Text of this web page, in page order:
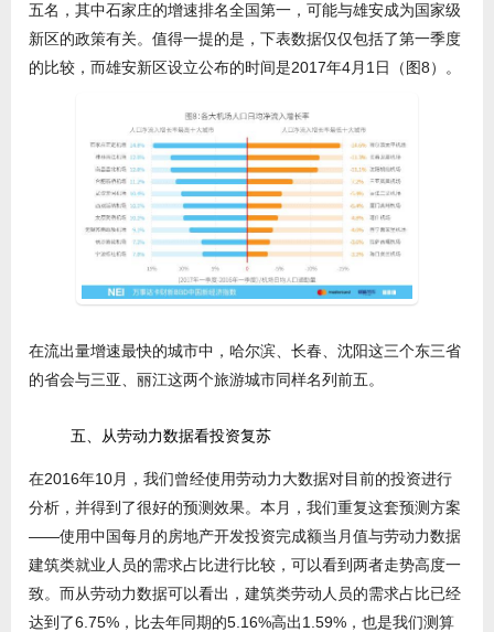
五名，其中石家庄的增速排名全国第一，可能与雄安成为国家级
新区的政策有关。值得一提的是，下表数据仅仅包括了第一季度
的比较，而雄安新区设立公布的时间是2017年4月1日（图8）。
在流出量增速最快的城市中，哈尔滨、长春、沈阳这三个东三省
的省会与三亚、丽江这两个旅游城市同样名列前五。
五、从劳动力数据看投资复苏
在2016年10月，我们曾经使用劳动力大数据对目前的投资进行
分析，并得到了很好的预测效果。本月，我们重复这套预测方案
——使用中国每月的房地产开发投资完成额当月值与劳动力数据
建筑类就业人员的需求占比进行比较，可以看到两者走势高度一
致。而从劳动力数据可以看出，建筑类劳动人员的需求占比已经
达到了6.75%，比去年同期的5.16%高出1.59%，也是我们测算